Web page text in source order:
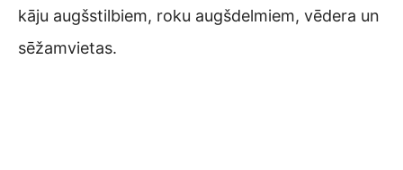
kāju augšstilbiem, roku augšdelmiem, vēdera un
sēžamvietas.